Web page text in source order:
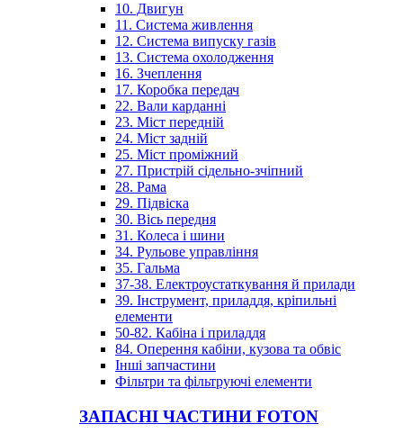
10. Двигун
11. Система живлення
12. Система випуску газів
13. Система охолодження
16. Зчеплення
17. Коробка передач
22. Вали карданні
23. Міст передній
24. Міст задній
25. Міст проміжний
27. Пристрій сідельно-зчіпний
28. Рама
29. Підвіска
30. Вісь передня
31. Колеса і шини
34. Рульове управління
35. Гальма
37-38. Електроустаткування й прилади
39. Інструмент, приладдя, кріпильні
елементи
50-82. Кабіна і приладдя
84. Оперення кабіни, кузова та обвіс
Інші запчастини
Фільтри та фільтруючі елементи
ЗАПАСНІ ЧАСТИНИ FOTON